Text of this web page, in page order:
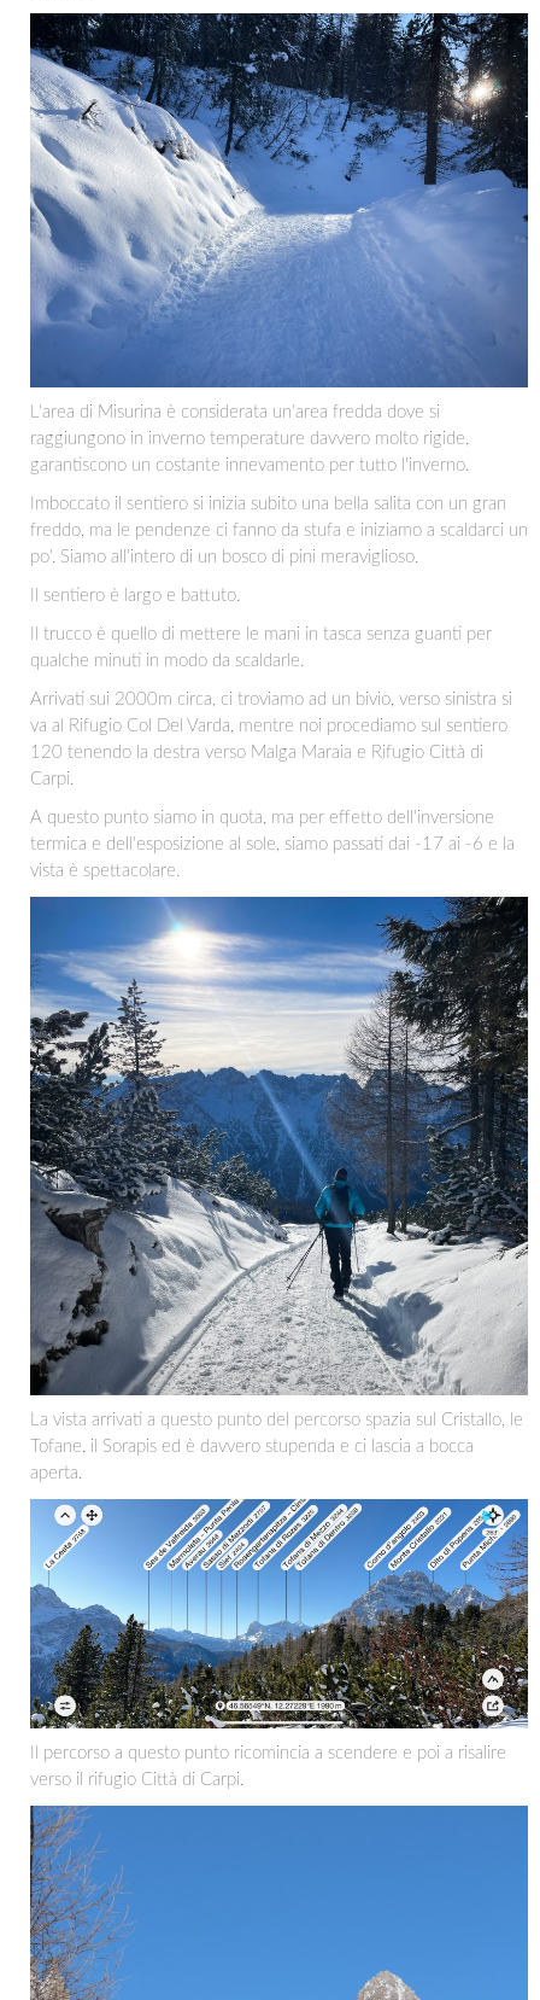
L'area di Misurina è considerata un'area fredda dove si
raggiungono in inverno temperature davvero molto rigide,
garantiscono un costante innevamento per tutto l'inverno.
Imboccato il sentiero si inizia subito una bella salita con un gran
freddo, ma le pendenze ci fanno da stufa e iniziamo a scaldarci un
po'. Siamo all'intero di un bosco di pini meraviglioso.
Il sentiero è largo e battuto.
Il trucco è quello di mettere le mani in tasca senza guanti per
qualche minuti in modo da scaldarle.
Arrivati sui 2000m circa, ci troviamo ad un bivio, verso sinistra si
va al Rifugio Col Del Varda, mentre noi procediamo sul sentiero
120 tenendo la destra verso Malga Maraia e Rifugio Città di
Carpi.
A questo punto siamo in quota, ma per effetto dell'inversione
termica e dell'esposizione al sole, siamo passati dai -17 ai -6 e la
vista è spettacolare.
La vista arrivati a questo punto del percorso spazia sul Cristallo, le
Tofane, il Sorapis ed è davvero stupenda e ci lascia a bocca
aperta.
Il percorso a questo punto ricomincia a scendere e poi a risalire
verso il rifugio Città di Carpi.